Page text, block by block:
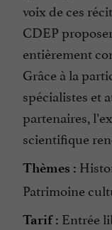
voix de ces
CDEP
entièrement
Grâce à la
spécialistes et
partenaires,
scientifique
Thèmes :
Patrimoine
Tarif : Entrée